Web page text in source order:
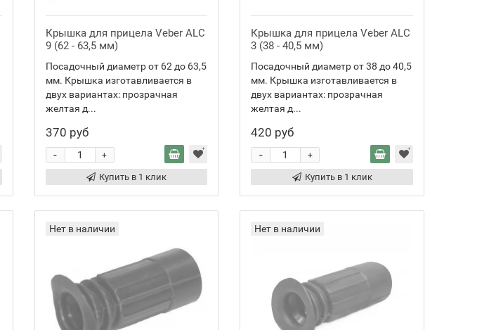
Крышка для прицела Veber ALC
9 (62 - 63,5 мм)
Посадочный диаметр от 62 до 63,5
мм. Крышка изготавливается в
двух вариантах: прозрачная
желтая д...
370 руб
+
-
Купить в 1 клик
Крышка для прицела Veber ALC
3 (38 - 40,5 мм)
Посадочный диаметр от 38 до 40,5
мм. Крышка изготавливается в
двух вариантах: прозрачная
желтая д...
420 руб
+
-
Купить в 1 клик
Нет в наличии Нет в наличии